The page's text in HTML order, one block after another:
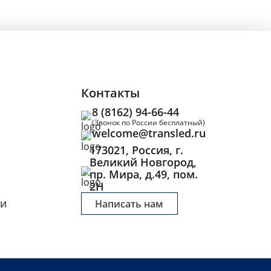
Контакты
8 (8162) 94-66-44
(Звонок по России бесплатный)
welcome@transled.ru
173021, Россия, г.
Великий Новгород,
пр. Мира, д.49, пом.
2Н
Написать нам